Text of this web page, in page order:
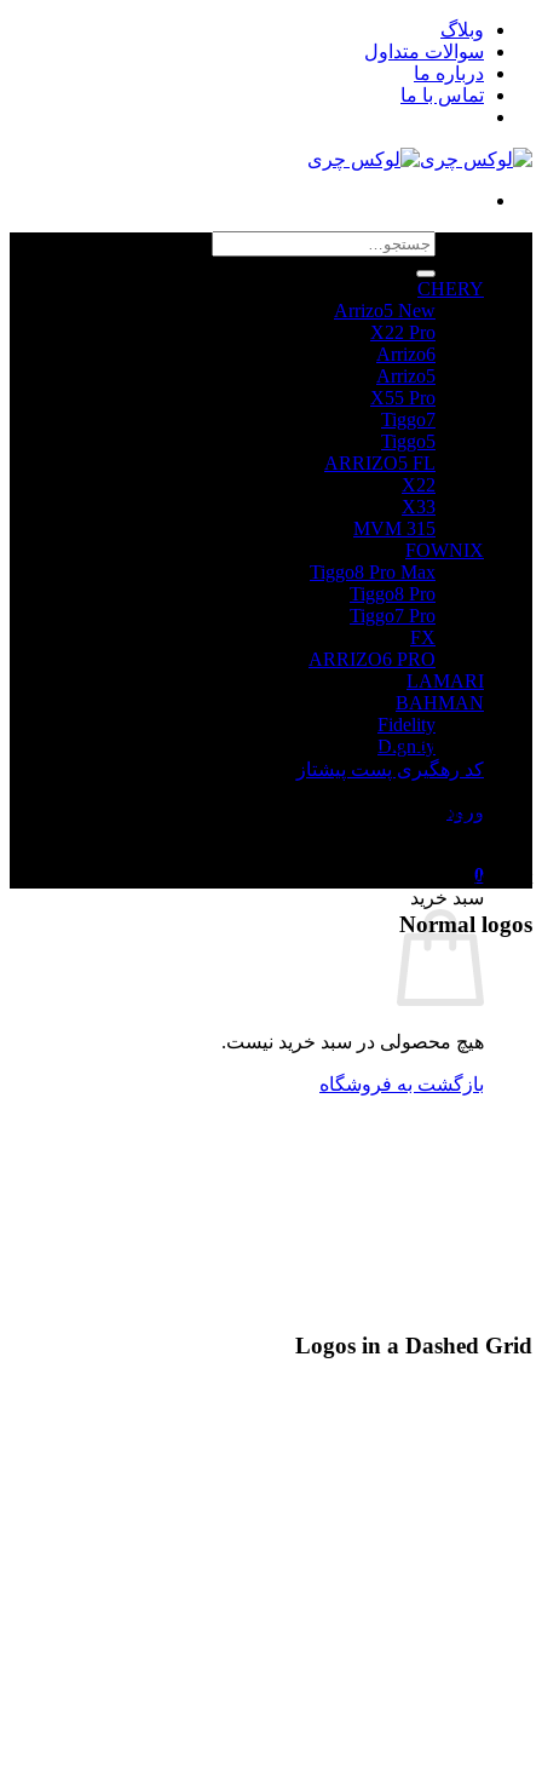
Skip
content
وبلاگ
سوالات متداول
درباره ما
تماس با ما
جستجو
CHERY
Arrizo5 New
X22 Pro
Arrizo6
Arrizo5
X55 Pro
Tiggo7
Tiggo5
ARRIZO5 FL
X22
X33
MVM 315
FOWNIX
Tiggo8 Pro Max
Tiggo8 Pro
Tiggo7 Pro
FX
ARRIZO6 PRO
LAMARI
BAHMAN
Fidelity
Dignity
کد رهگیری پست پیشتاز
ورود
0
سبد خرید
هیچ محصولی در سبد خرید نیست.
بازگشت به فروشگاه
LOGO ELEMENT
consectetuer adipiscing elit, sed
aliquam erat volutpat.
Normal logos
Logos in a Dashed Grid